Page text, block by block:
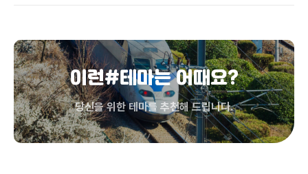
이런#테마는 어때요?
당신을 위한 테마를 추천해 드립니다.